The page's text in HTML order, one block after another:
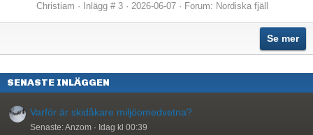
Christiam Inlägg # 3 2026-06-07 Forum: Nordiska fjäll
Se mer
SENASTE INLÄGGEN
Varför är skidåkare miljöomedvetna?
Senaste: Anzom
Idag kl 00:39